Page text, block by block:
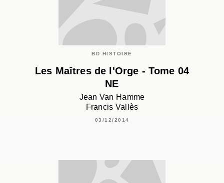
BD HISTOIRE
Les Maîtres de l'Orge - Tome 04
NE
Jean Van Hamme
Francis Vallès
03/12/2014